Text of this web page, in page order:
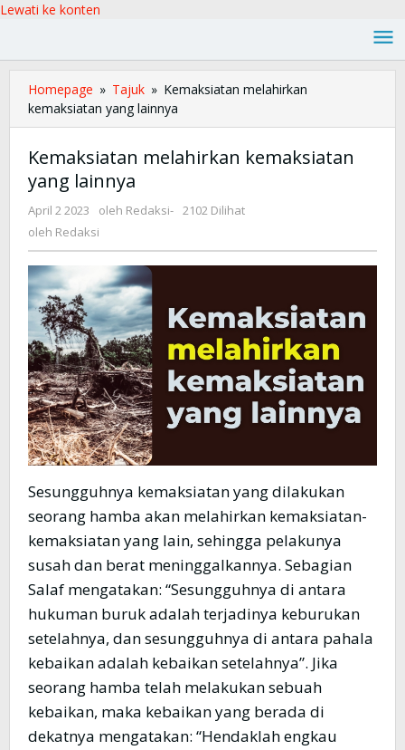
Lewati ke konten
Homepage » Tajuk » Kemaksiatan melahirkan
kemaksiatan yang lainnya
Kemaksiatan melahirkan kemaksiatan
yang lainnya
April 2 2023 oleh Redaksi- 2102 Dilihat
oleh Redaksi
Sesungguhnya kemaksiatan yang dilakukan
seorang hamba akan melahirkan kemaksiatan-
kemaksiatan yang lain, sehingga pelakunya
susah dan berat meninggalkannya. Sebagian
Salaf mengatakan: “Sesungguhnya di antara
hukuman buruk adalah terjadinya keburukan
setelahnya, dan sesungguhnya di antara pahala
kebaikan adalah kebaikan setelahnya”. Jika
seorang hamba telah melakukan sebuah
kebaikan, maka kebaikan yang berada di
dekatnya mengatakan: “Hendaklah engkau